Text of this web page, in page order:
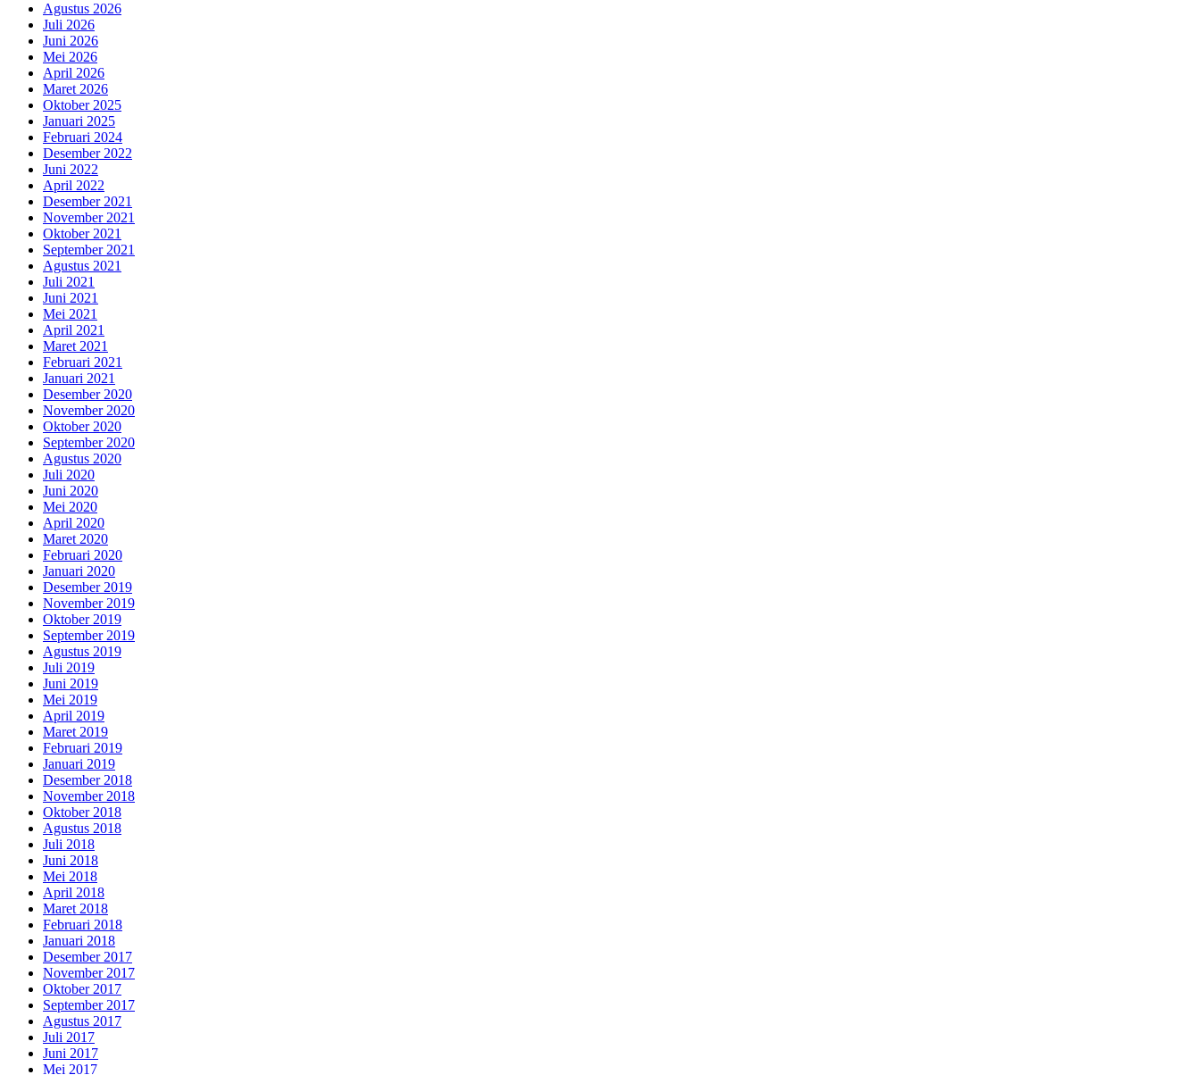
Agustus 2026
Juli 2026
Juni 2026
Mei 2026
April 2026
Maret 2026
Oktober 2025
Januari 2025
Februari 2024
Desember 2022
Juni 2022
April 2022
Desember 2021
November 2021
Oktober 2021
September 2021
Agustus 2021
Juli 2021
Juni 2021
Mei 2021
April 2021
Maret 2021
Februari 2021
Januari 2021
Desember 2020
November 2020
Oktober 2020
September 2020
Agustus 2020
Juli 2020
Juni 2020
Mei 2020
April 2020
Maret 2020
Februari 2020
Januari 2020
Desember 2019
November 2019
Oktober 2019
September 2019
Agustus 2019
Juli 2019
Juni 2019
Mei 2019
April 2019
Maret 2019
Februari 2019
Januari 2019
Desember 2018
November 2018
Oktober 2018
Agustus 2018
Juli 2018
Juni 2018
Mei 2018
April 2018
Maret 2018
Februari 2018
Januari 2018
Desember 2017
November 2017
Oktober 2017
September 2017
Agustus 2017
Juli 2017
Juni 2017
Mei 2017